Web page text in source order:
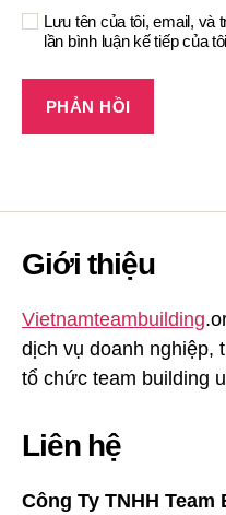
Lưu tên của tôi, email, và
lần bình luận kế tiếp của
Giới thiệu
Vietnamteambuilding
dịch vụ doanh nghiệp,
tổ chức team building
Liên hệ
Công Ty TNHH